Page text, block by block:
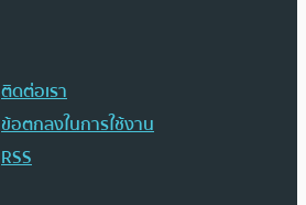
ติดต่อเรา
ข้อตกลงในการใช้งาน
RSS